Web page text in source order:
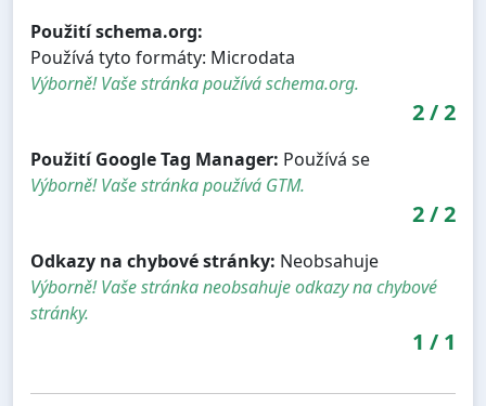
Použití schema.org:
Používá tyto formáty: Microdata
Výborně! Vaše stránka používá schema.org.
2/2
Použití Google Tag Manager: Používá se
Výborně! Vaše stránka používá GTM.
2/2
Odkazy na chybové stránky: Neobsahuje
Výborně! Vaše stránka neobsahuje odkazy na chybové
stránky.
1 / 1